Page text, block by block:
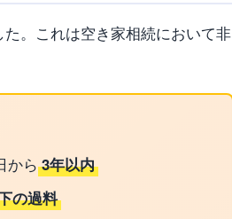
た。これは空き家相続において非
から 3年以内
の過料